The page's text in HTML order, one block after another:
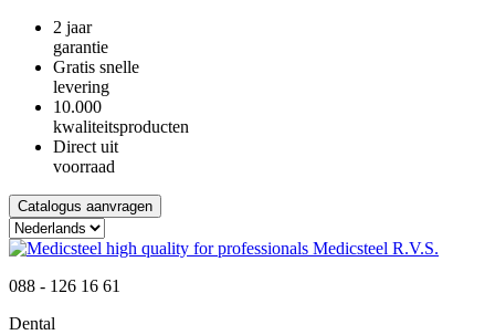
2 jaar
garantie
Gratis snelle
levering
10.000
kwaliteitsproducten
Direct uit
voorraad
Catalogus aanvragen
088 - 126 16 61
Dental